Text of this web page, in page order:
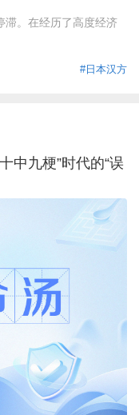
滞。在经历了高度经济
#日本汉方
中九梗”时代的“误